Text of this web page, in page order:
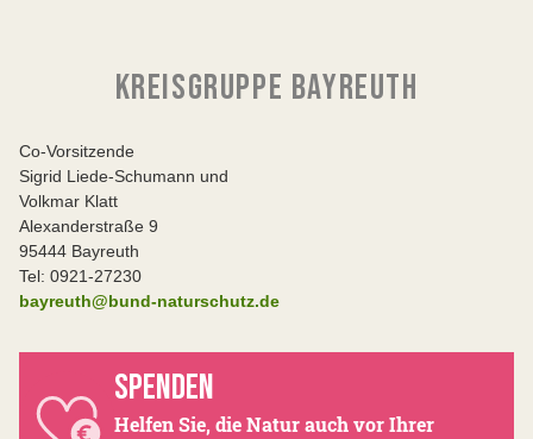
KREISGRUPPE BAYREUTH
Co-Vorsitzende
Sigrid Liede-Schumann und
Volkmar Klatt
Alexanderstraße 9
95444 Bayreuth
Tel: 0921-27230
bayreuth@bund-naturschutz.de
SPENDEN
Helfen Sie, die Natur auch vor Ihrer